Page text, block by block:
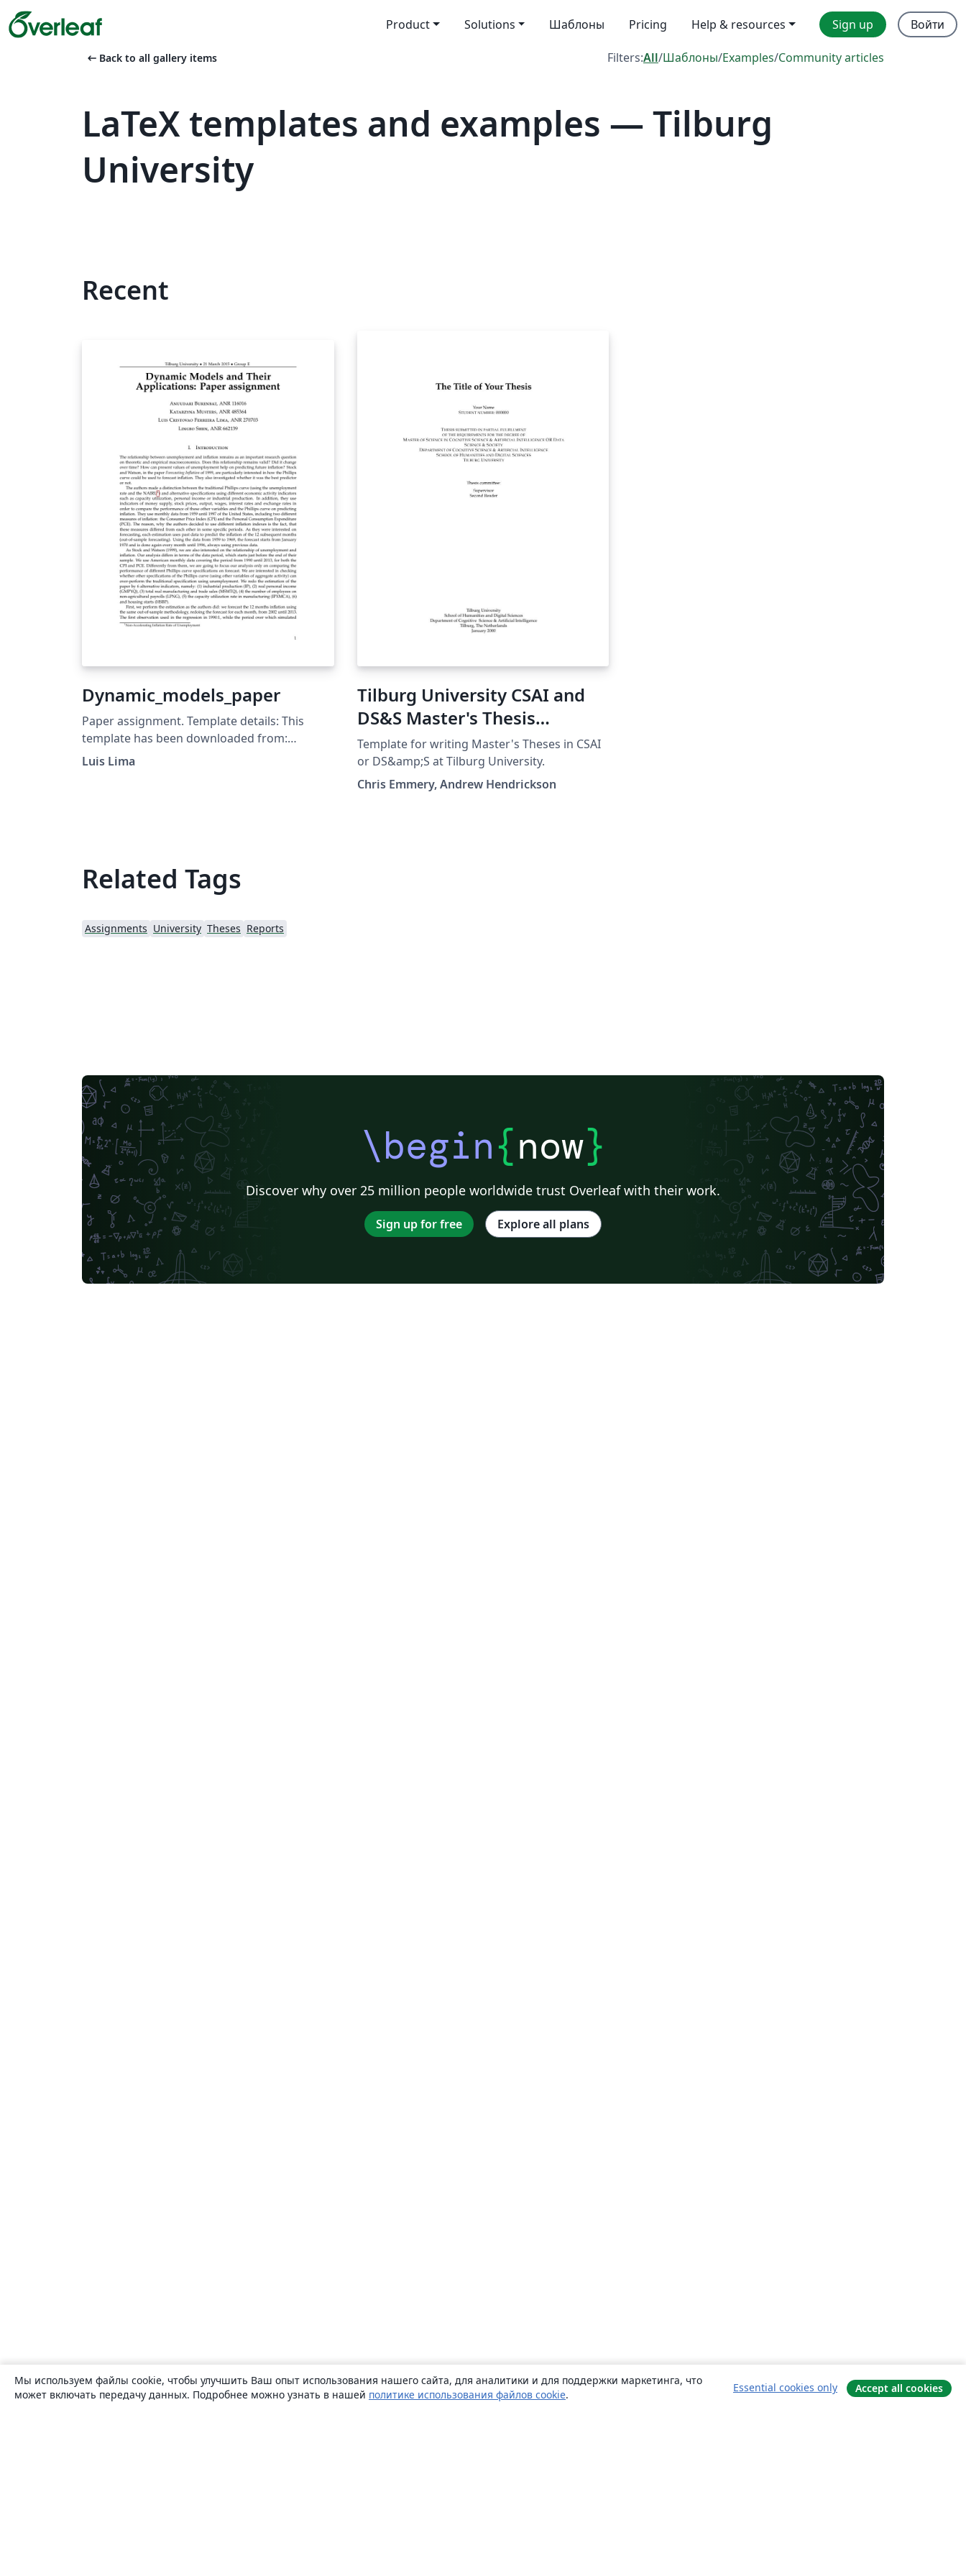
Product Solutions Шаблоны Pricing Help & resources Sign up Войти
arrow_left_alt Back to all gallery items Filters:All/Шаблоны/Examples/Community articles
LaTeX templates and examples — Tilburg
University
Recent
Dynamic_models_paper
Paper assignment. Template details: This
template has been downloaded from:
http://www.LaTeXTemplates.com Original
Luis Lima
Tilburg University CSAI and
DS&S Master's Thesis
Template
Template for writing Master's Theses in CSAI
or DS&amp;S at Tilburg University.
Chris Emmery, Andrew Hendrickson
Related Tags
Assignments University Theses Reports
\begin{now}
Discover why over 25 million people worldwide trust Overleaf with their work.
Sign up for free Explore all plans
Мы используем файлы cookie, чтобы улучшить Ваш опыт использования нашего сайта, для аналитики и для поддержки маркетинга, что
может включать передачу данных. Подробнее можно узнать в нашей политике использования файлов cookie.
Essential cookies only Accept all cookies